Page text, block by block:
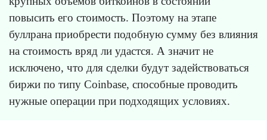
повысить его стоимость. Поэтому на этапе
буллрана приобрести подобную сумму без влияния
на стоимость вряд ли удастся. А значит не
исключено, что для сделки будут задействоваться
биржи по типу Coinbase, способные проводить
нужные операции при подходящих условиях.